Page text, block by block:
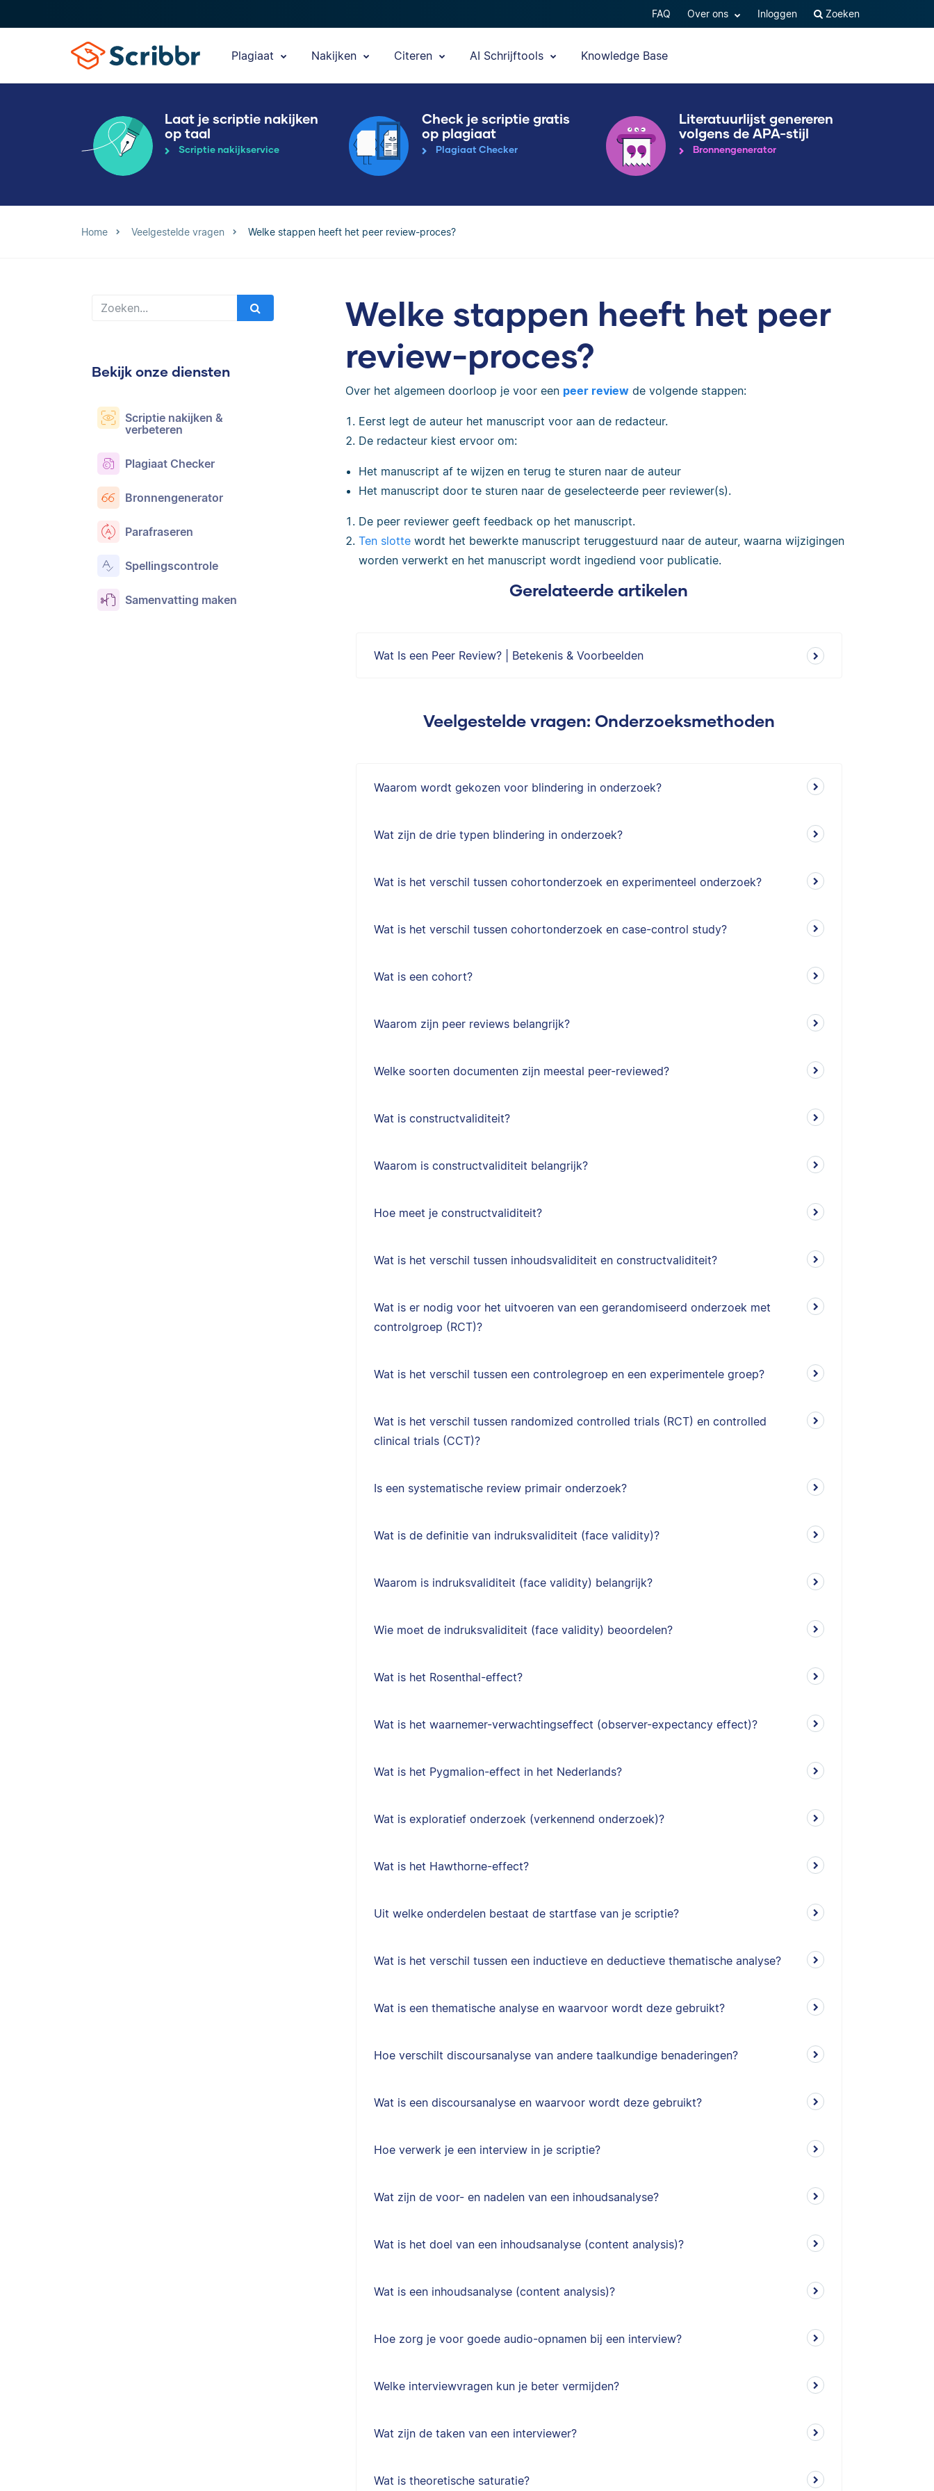
FAQ Over ons Inloggen Zoeken
Plagiaat Nakijken Citeren AI Schrijftools Knowledge Base
Laat je scriptie nakijken
op taal
Scriptie nakijkservice
Check je scriptie gratis
op plagiaat
Plagiaat Checker
Literatuurlijst genereren
volgens de APA-stijl
Bronnengenerator
Home Veelgestelde vragen Welke stappen heeft het peer review-proces?
Bekijk onze diensten
Scriptie nakijken &
verbeteren
Plagiaat Checker
Bronnengenerator
Parafraseren
Spellingscontrole
Samenvatting maken
Welke stappen heeft het peer
review-proces?
Over het algemeen doorloop je voor een peer reviewde volgende stappen:
Eerst legt de auteur het manuscript voor aan de redacteur.
De redacteur kiest ervoor om:
Het manuscript af te wijzen en terug te sturen naar de auteur
Het manuscript door te sturen naar de geselecteerde peer reviewer(s).
De peer reviewer geeft feedback op het manuscript.
Ten slotte wordt het bewerkte manuscript teruggestuurd naar de auteur, waarna wijzigingen
worden verwerkt en het manuscript wordt ingediend voor publicatie.
Gerelateerde artikelen
Wat Is een Peer Review? | Betekenis & Voorbeelden
Veelgestelde vragen: Onderzoeksmethoden
Waarom wordt gekozen voor blindering in onderzoek?
Wat zijn de drie typen blindering in onderzoek?
Wat is het verschil tussen cohortonderzoek en experimenteel onderzoek?
Wat is het verschil tussen cohortonderzoek en case-control study?
Wat is een cohort?
Waarom zijn peer reviews belangrijk?
Welke soorten documenten zijn meestal peer-reviewed?
Wat is constructvaliditeit?
Waarom is constructvaliditeit belangrijk?
Hoe meet je constructvaliditeit?
Wat is het verschil tussen inhoudsvaliditeit en constructvaliditeit?
Wat is er nodig voor het uitvoeren van een gerandomiseerd onderzoek met
controlgroep (RCT)?
Wat is het verschil tussen een controlegroep en een experimentele groep?
Wat is het verschil tussen randomized controlled trials (RCT) en controlled
clinical trials (CCT)?
Is een systematische review primair onderzoek?
Wat is de definitie van indruksvaliditeit (face validity)?
Waarom is indruksvaliditeit (face validity) belangrijk?
Wie moet de indruksvaliditeit (face validity) beoordelen?
Wat is het Rosenthal-effect?
Wat is het waarnemer-verwachtingseffect (observer-expectancy effect)?
Wat is het Pygmalion-effect in het Nederlands?
Wat is exploratief onderzoek (verkennend onderzoek)?
Wat is het Hawthorne-effect?
Uit welke onderdelen bestaat de startfase van je scriptie?
Wat is het verschil tussen een inductieve en deductieve thematische analyse?
Wat is een thematische analyse en waarvoor wordt deze gebruikt?
Hoe verschilt discoursanalyse van andere taalkundige benaderingen?
Wat is een discoursanalyse en waarvoor wordt deze gebruikt?
Hoe verwerk je een interview in je scriptie?
Wat zijn de voor- en nadelen van een inhoudsanalyse?
Wat is het doel van een inhoudsanalyse (content analysis)?
Wat is een inhoudsanalyse (content analysis)?
Hoe zorg je voor goede audio-opnamen bij een interview?
Welke interviewvragen kun je beter vermijden?
Wat zijn de taken van een interviewer?
Wat is theoretische saturatie?